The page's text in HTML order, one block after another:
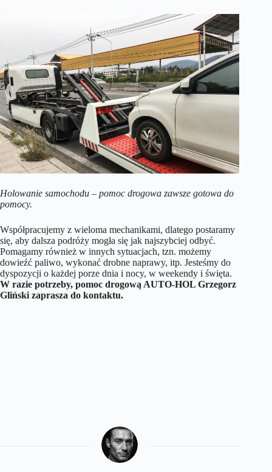
Holowanie samochodu – pomoc drogowa zawsze gotowa do
pomocy.
Współpracujemy z wieloma mechanikami, dlatego postaramy
się, aby dalsza podróży mogła się jak najszybciej odbyć.
Pomagamy również w innych sytuacjach, tzn. możemy
dowieźć paliwo, wykonać drobne naprawy, itp. Jesteśmy do
dyspozycji o każdej porze dnia i nocy, w weekendy i święta.
W razie potrzeby, pomoc drogową AUTO-HOL Grzegorz
Gliński zaprasza do kontaktu.